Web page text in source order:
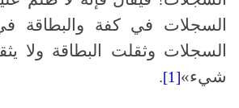
السجلات في كفة
السجلات وثقلت البطاقة ولا
شيء»[1]
.